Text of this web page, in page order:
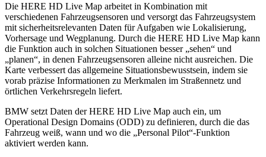
Die HERE HD Live Map arbeitet in Kombination mit
verschiedenen Fahrzeugsensoren und versorgt das Fahrzeugsystem
mit sicherheitsrelevanten Daten für Aufgaben wie Lokalisierung,
Vorhersage und Wegplanung. Durch die HERE HD Live Map kann
die Funktion auch in solchen Situationen besser „sehen“ und
„planen“, in denen Fahrzeugsensoren alleine nicht ausreichen. Die
Karte verbessert das allgemeine Situationsbewusstsein, indem sie
vorab präzise Informationen zu Merkmalen im Straßennetz und
örtlichen Verkehrsregeln liefert.
BMW setzt Daten der HERE HD Live Map auch ein, um
Operational Design Domains (ODD) zu definieren, durch die das
Fahrzeug weiß, wann und wo die „Personal Pilot“-Funktion
aktiviert werden kann.